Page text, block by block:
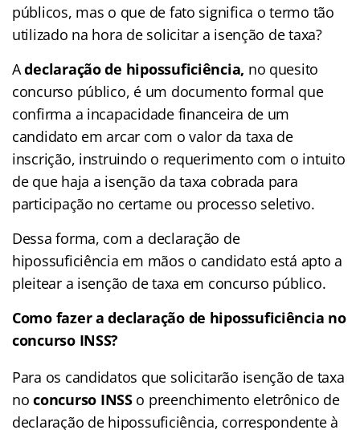
públicos, mas o que de fato significa o termo tão
utilizado na hora de solicitar a isenção de taxa?
Adeclaração de hipossuficiência, no quesito
concurso público, é um documento formal que
confirma a incapacidade financeira de um
candidato em arcar com o valor da taxa de
inscrição, instruindo o requerimento com o intuito
de que haja a isenção da taxa cobrada para
participação no certame ou processo seletivo.
Dessa forma, com a declaração de
hipossuficiência em mãos o candidato está apto a
pleitear a isenção de taxa em concurso público.
Como fazer a declaração de hipossuficiência no
concurso INSS?
Para os candidatos que solicitarão isenção de taxa
noconcurso INSSo preenchimento eletrônico de
declaração de hipossuficiência, correspondente à